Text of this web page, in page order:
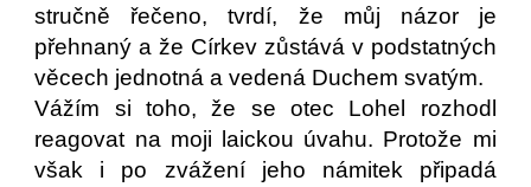
stručně řečeno, tvrdí, že můj názor je
přehnaný a že Církev zůstává v podstatných
věcech jednotná a vedená Duchem svatým.
Vážím si toho, že se otec Lohel rozhodl
reagovat na moji laickou úvahu. Protože mi
však i po zvážení jeho námitek připadá